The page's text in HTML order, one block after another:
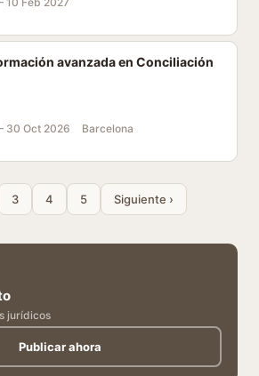
avanzada en Conciliación
30 Oct 2026 Barcelona
3 4 5 Siguiente ›
jurídicos
Publicar ahora